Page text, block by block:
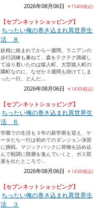
2026年08月06日 ￥1540(税込)
【セブンネットショッピング】
ちったい俺の巻き込まれ異世界生
活 ８
妖精に絡まれてから一週間。ラニアンの
歩行訓練も兼ねて、森をテクテク踏破し
て辿り着いたのは猿人町。大型猿人町の
隣町なのに、なぜか３週間も掛けてしま
った一行。どんだ...
2026年08月06日 ￥1430(税込)
【セブンネットショッピング】
ちったい俺の巻き込まれ異世界生
活 ６
学園での生活も３年の新学期を迎え、ケ
ータたち一行は初めてのダンジョン演習
に挑戦。マジックバックに荷物を詰め込
んで順調に階層を進んでいくと、ボス部
屋を出たところで...
2026年08月06日 ￥1430(税込)
【セブンネットショッピング】
ちったい俺の巻き込まれ異世界生
活 ３